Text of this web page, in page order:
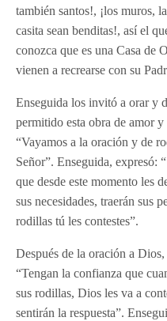
también santos!, ¡los muros,
casita sean benditas!, así el
conozca que es una Casa de
vienen a recrearse con su
Enseguida los invitó a orar y
permitido esta obra de amor
“Vayamos a la oración y de
Señor”. Enseguida, expresó:
que desde este momento les
sus necesidades, traerán sus
rodillas tú les contestes”.
Después de la oración a
“Tengan la confianza que
sus rodillas, Dios les va a
sentirán la respuesta”.